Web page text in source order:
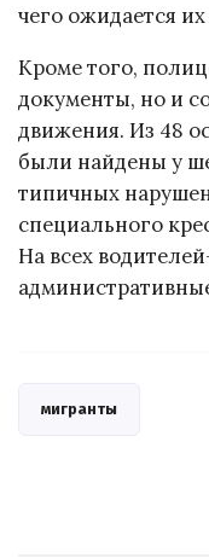
чего ожидается
Кроме того,
документы, но и
движения. Из 48
были найдены у
типичных
специального
На всех
мигранты